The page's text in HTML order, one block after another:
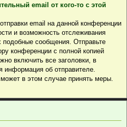
email от кого-то с этой
email на данной конференции
и возможность отслеживания
сообщения. Отправьте
конференции с полной копией
включить все заголовки, в
информация об отправителе.
в этом случае принять меры.